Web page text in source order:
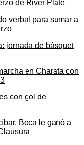
verbal para sumar a
en Charata con
Boca le ganó a